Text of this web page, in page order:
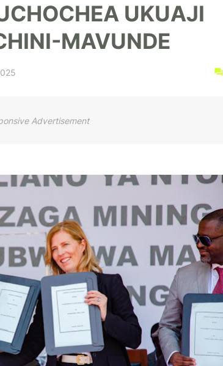
UKUAJI
MAVUNDE
Advertisement